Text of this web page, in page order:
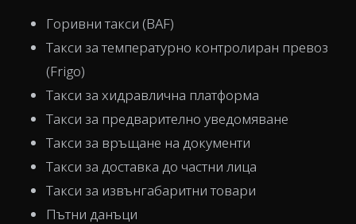
Горивни такси (BAF)
Такси за температурно контролиран превоз
(Frigo)
Такси за хидравлична платформа
Такси за предварително уведомяване
Такси за връщане на документи
Такси за доставка до частни лица
Такси за извънгабаритни товари
Пътни данъци